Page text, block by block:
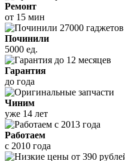
Ремонт
от 15 мин
Починили
5000 ед.
Гарантия
до года
Чиним
уже 14 лет
Работаем
с 2010 года